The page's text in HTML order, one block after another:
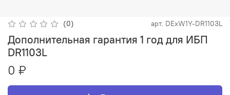
(0) арт. DExW1Y-DR1103L
Дополнительная гарантия 1 год для ИБП
DR1103L
0 ₽